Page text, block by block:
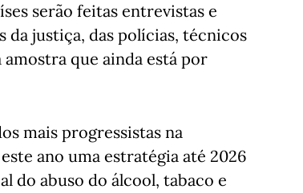
serão feitas entrevistas e
da justiça, das polícias, técnicos
que ainda está por
mais progressistas na
ano uma estratégia até 2026
do abuso do álcool, tabaco e